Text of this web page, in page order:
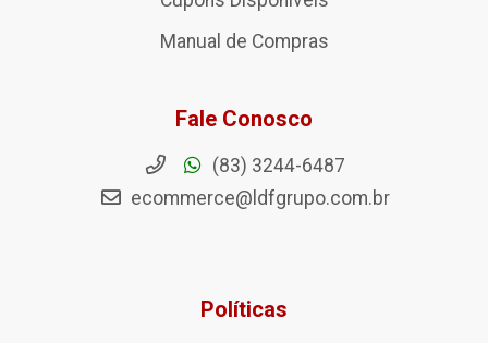
Manual de Compras
Fale Conosco
(83) 3244-6487
ecommerce@ldfgrupo.com.br
Políticas